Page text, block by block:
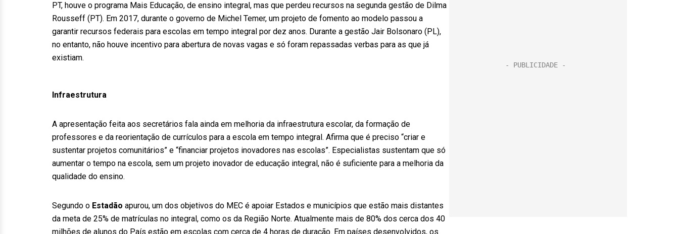
PT, houve o programa Mais Educação, de ensino integral, mas que perdeu recursos na segunda gestão de Dilma
Rousseff (PT). Em 2017, durante o governo de Michel Temer, um projeto de fomento ao modelo passou a
garantir recursos federais para escolas em tempo integral por dez anos. Durante a gestão Jair Bolsonaro (PL),
no entanto, não houve incentivo para abertura de novas vagas e só foram repassadas verbas para as que já
existiam.
Infraestrutura
A apresentação feita aos secretários fala ainda em melhoria da infraestrutura escolar, da formação de
professores e da reorientação de currículos para a escola em tempo integral. Afirma que é preciso “criar e
sustentar projetos comunitários” e “financiar projetos inovadores nas escolas”. Especialistas sustentam que só
aumentar o tempo na escola, sem um projeto inovador de educação integral, não é suficiente para a melhoria da
qualidade do ensino.
Segundo o Estadão apurou, um dos objetivos do MEC é apoiar Estados e municípios que estão mais distantes
da meta de 25% de matrículas no integral, como os da Região Norte. Atualmente mais de 80% dos cerca dos 40
milhões de alunos do País estão em escolas com cerca de 4 horas de duração. Em países desenvolvidos, os